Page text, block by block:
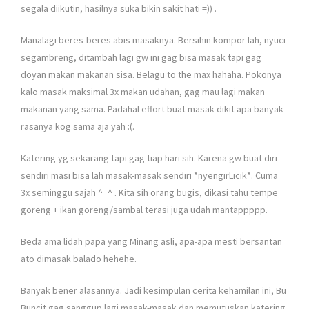
segala diikutin, hasilnya suka bikin sakit hati =)) .
Manalagi beres-beres abis masaknya. Bersihin kompor lah, nyuci
segambreng, ditambah lagi gw ini gag bisa masak tapi gag
doyan makan makanan sisa. Belagu to the max hahaha. Pokonya
kalo masak maksimal 3x makan udahan, gag mau lagi makan
makanan yang sama. Padahal effort buat masak dikit apa banyak
rasanya kog sama aja yah :(.
Katering yg sekarang tapi gag tiap hari sih. Karena gw buat diri
sendiri masi bisa lah masak-masak sendiri *nyengirLicik*. Cuma
3x seminggu sajah ^_^ . Kita sih orang bugis, dikasi tahu tempe
goreng + ikan goreng/sambal terasi juga udah mantappppp.
Beda ama lidah papa yang Minang asli, apa-apa mesti bersantan
ato dimasak balado hehehe.
Banyak bener alasannya. Jadi kesimpulan cerita kehamilan ini, Bu